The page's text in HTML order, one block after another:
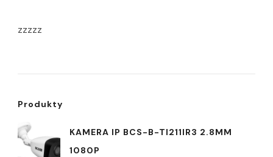
zzzzz
Produkty
KAMERA IP BCS-B-TI211IR3 2.8MM
1080P